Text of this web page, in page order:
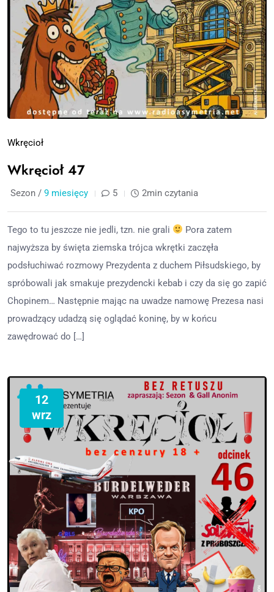
Wkręcioł
Wkręcioł 47
Sezon / 9 miesięcy 5 2min czytania
Tego to tu jeszcze nie jedli, tzn. nie grali
Pora zatem
najwyższa by święta ziemska trójca wkrętki zaczęła
podsłuchiwać rozmowy Prezydenta z duchem Piłsudskiego, by
spróbowali jak smakuje prezydencki kebab i czy da się go zapić
Chopinem… Następnie mając na uwadze namowę Prezesa nasi
prowadzący udadzą się oglądać koninę, by w końcu
zawędrować do […]
12
wrz